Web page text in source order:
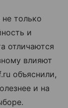
только
и
отличаются
влияют
объяснили,
и на